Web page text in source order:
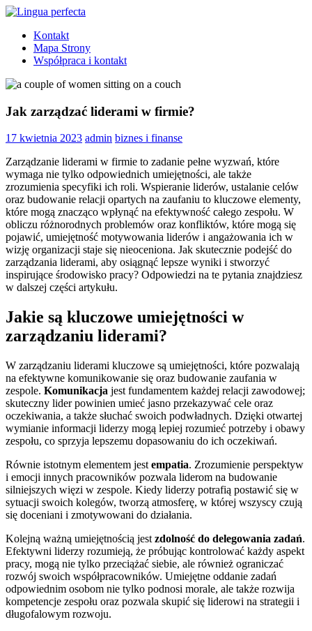
Skip
content
Lingua
perfecta
angielski
dzieci
Kontakt
Mapa Strony
Współpraca i kontakt
Jak zarządzać liderami w firmie?
17 kwietnia 2023 admin biznes i finanse
Zarządzanie liderami w firmie to zadanie pełne wyzwań, które
wymaga nie tylko odpowiednich umiejętności, ale także
zrozumienia specyfiki ich roli. Wspieranie liderów, ustalanie celów
oraz budowanie relacji opartych na zaufaniu to kluczowe elementy,
które mogą znacząco wpłynąć na efektywność całego zespołu. W
obliczu różnorodnych problemów oraz konfliktów, które mogą się
pojawić, umiejętność motywowania liderów i angażowania ich w
wizję organizacji staje się nieoceniona. Jak skutecznie podejść do
zarządzania liderami, aby osiągnąć lepsze wyniki i stworzyć
inspirujące środowisko pracy? Odpowiedzi na te pytania znajdziesz
w dalszej części artykułu.
Jakie są kluczowe umiejętności w
zarządzaniu liderami?
W zarządzaniu liderami kluczowe są umiejętności, które pozwalają
na efektywne komunikowanie się oraz budowanie zaufania w
zespole. Komunikacja jest fundamentem każdej relacji zawodowej;
skuteczny lider powinien umieć jasno przekazywać cele oraz
oczekiwania, a także słuchać swoich podwładnych. Dzięki otwartej
wymianie informacji liderzy mogą lepiej rozumieć potrzeby i obawy
zespołu, co sprzyja lepszemu dopasowaniu do ich oczekiwań.
Równie istotnym elementem jest empatia. Zrozumienie perspektyw
i emocji innych pracowników pozwala liderom na budowanie
silniejszych więzi w zespole. Kiedy liderzy potrafią postawić się w
sytuacji swoich kolegów, tworzą atmosferę, w której wszyscy czują
się doceniani i zmotywowani do działania.
Kolejną ważną umiejętnością jest zdolność do delegowania zadań.
Efektywni liderzy rozumieją, że próbując kontrolować każdy aspekt
pracy, mogą nie tylko przeciążać siebie, ale również ograniczać
rozwój swoich współpracowników. Umiejętne oddanie zadań
odpowiednim osobom nie tylko podnosi morale, ale także rozwija
kompetencje zespołu oraz pozwala skupić się liderowi na strategii i
długofalowym rozwoju.